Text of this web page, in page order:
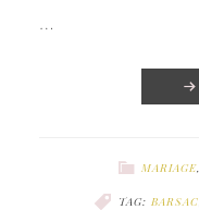
…
MARIAGE,
TAG: BARSAC